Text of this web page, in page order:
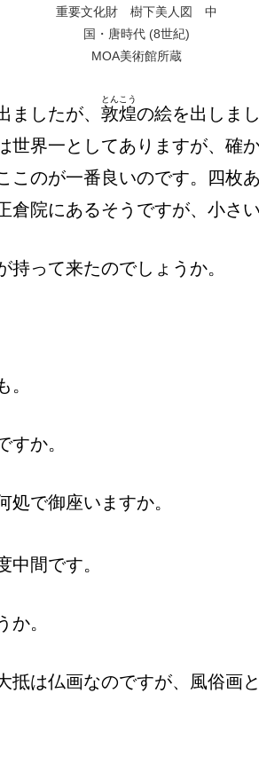
重要文化財 樹下美人図 中
国・唐時代 (8世紀)
MOA美術館所蔵
したが、 敦煌
とんこう
の絵を出しま
世界一としてありますが、確
このが一番良いのです。四枚
倉院にあるそうですが、小さ
持って来たのでしょうか。
すか。
処で御座いますか。
中間です。
か。
抵は仏画なのですが、風俗画